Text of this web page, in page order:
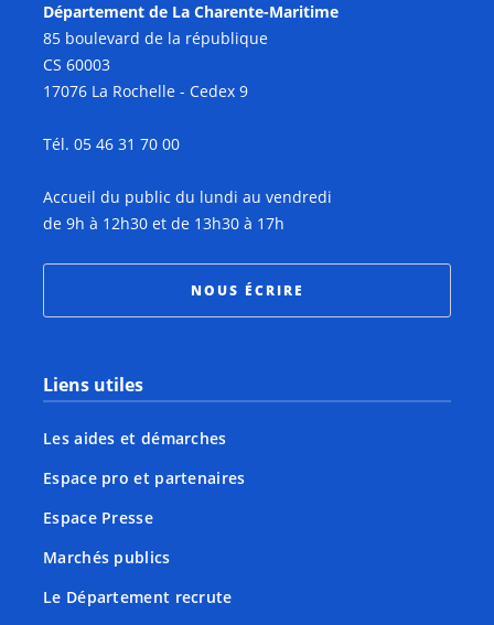
Département de La Charente-Maritime
85 boulevard de la république
CS 60003
17076 La Rochelle - Cedex 9
Tél. 05 46 31 70 00
Accueil du public du lundi au vendredi
de 9h à 12h30 et de 13h30 à 17h
NOUS ÉCRIRE
Liens utiles
Les aides et démarches
Espace pro et partenaires
Espace Presse
Marchés publics
Le Département recrute